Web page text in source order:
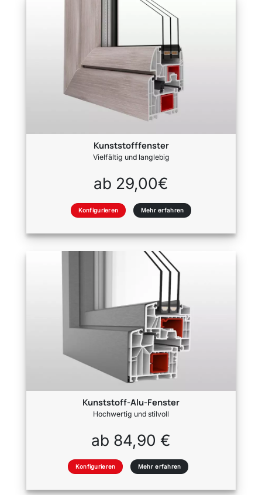
Kunststofffenster
Vielfältig und langlebig
ab 29,00€
Konfigurieren Mehr erfahren
Kunststoff-Alu-Fenster
Hochwertig und stilvoll
ab 84,90 €
Konfigurieren Mehr erfahren